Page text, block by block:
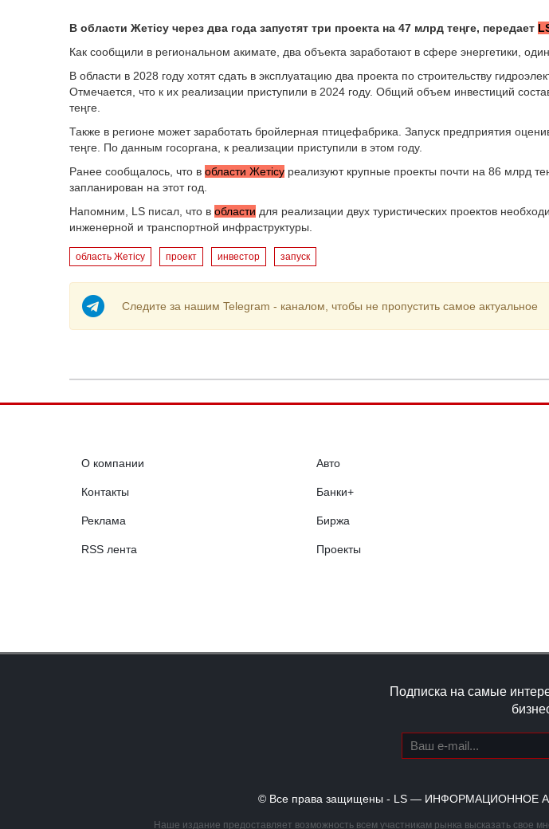
В области Жетісу через два года запустят три проекта на 47 млрд теңге, передает
Как сообщили в региональном акимате, два объекта заработают в сфере энергетики,
В области в 2028 году хотят сдать в эксплуатацию два проекта по строительству
Отмечается, что к их реализации приступили в 2024 году. Общий объем инвестиций
теңге.
Также в регионе может заработать бройлерная птицефабрика. Запуск предприятия
теңге. По данным госоргана, к реализации приступили в этом году.
Ранее сообщалось, что в области Жетісу реализуют крупные проекты почти на 86 млрд
запланирован на этот год.
Напомним, LS писал, что в области для реализации двух туристических проектов
инженерной и транспортной инфраструктуры.
область Жетісу проект инвестор запуск
Следите за нашим Telegram - каналом, чтобы не пропустить самое актуальное
О компании
Контакты
Реклама
RSS лента
Авто
Банки+
Биржа
Проекты
Подписка на самые
© Все права защищены - LS — ИНФОРМАЦИОННОЕ
Наше издание предоставляет возможность всем участникам рынка высказать свое